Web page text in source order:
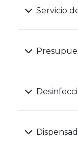
Servicio